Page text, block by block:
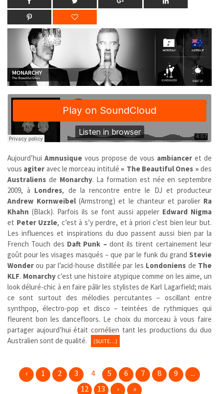
Aujourd’hui Amnusique vous propose de vous ambiancer et de
vous agiter avec le morceau intitulé « The Beautiful Ones » des
Australiens de Monarchy. La formation est née en septembre
2009, à Londres, de la rencontre entre le DJ et producteur
Andrew Kornweibel(Armstrong) et le chanteur et parolier Ra
Khahn (Black). Parfois ils se font aussi appeler Edward Nigma
et Peter Uzzle, c’est à s’y perdre, et à priori c’est bien leur but.
Les influences et inspirations du duo passent aussi bien par la
French Touch des Daft Punk – dont ils tirent certainement leur
goût pour les visages masqués – que par le funk du grand Stevie
Wonder ou par l’acid-house distillée par les Londoniens de The
KLF. Monarchyc’est une histoire atypique comme on les aime, un
look déluré-chic à en faire pâlir les stylistes de Karl Lagarfield; mais
ce sont surtout des mélodies percutantes – oscillant entre
synthpop, électro-pop et disco – teintées de rythmiques qui
fleurent bon les dancefloors. Le choix du morceau à vous faire
partager aujourd’hui était cornélien tant les productions du duo
Australien sont de qualité.
(SUITE…)
‹ 1 2 3 4 5 6 7 8 9
...
12
13 › »